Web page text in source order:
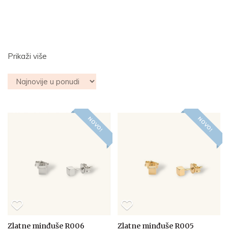
Prikaži više
NOVO!
Zlatne minđuše R006
NOVO!
Zlatne minđuše R005